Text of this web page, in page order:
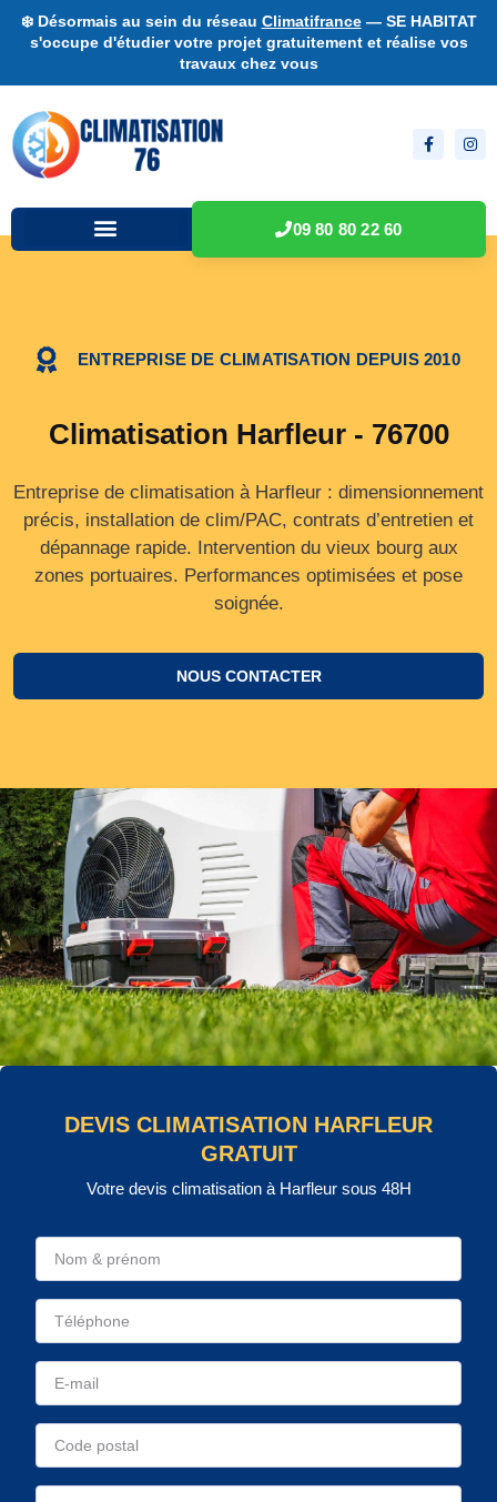
❄️ Désormais au sein du réseau Climatifrance— SE HABITAT
s'occupe d'étudier votre projet gratuitement et réalise vos
travaux chez vous
09 80 80 22 60
ENTREPRISE DE CLIMATISATION DEPUIS 2010
Climatisation Harfleur - 76700
Entreprise de climatisation à Harfleur : dimensionnement
précis, installation de clim/PAC, contrats d’entretien et
dépannage rapide. Intervention du vieux bourg aux
zones portuaires. Performances optimisées et pose
soignée.
NOUS CONTACTER
DEVIS CLIMATISATION HARFLEUR
GRATUIT
Votre devis climatisation à Harfleur sous 48H